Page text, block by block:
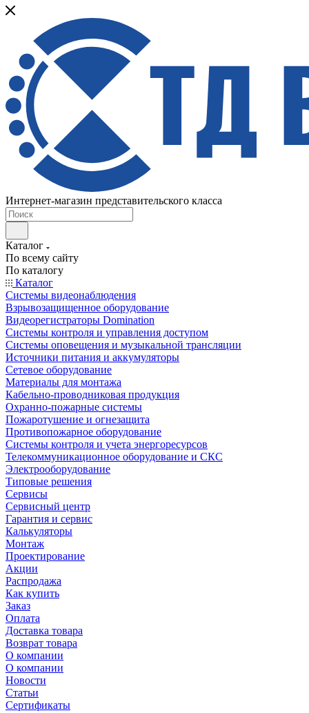
Интернет-магазин представительского класса
Каталог
По всему сайту
По каталогу
Каталог
Системы видеонаблюдения
Взрывозащищенное оборудование
Видеорегистраторы Domination
Системы контроля и управления доступом
Системы оповещения и музыкальной трансляции
Источники питания и аккумуляторы
Сетевое оборудование
Материалы для монтажа
Кабельно-проводниковая продукция
Охранно-пожарные системы
Пожаротушение и огнезащита
Противопожарное оборудование
Системы контроля и учета энергоресурсов
Телекоммуникационное оборудование и СКС
Электрооборудование
Типовые решения
Сервисы
Сервисный центр
Гарантия и сервис
Калькуляторы
Монтаж
Проектирование
Акции
Распродажа
Как купить
Заказ
Оплата
Доставка товара
Возврат товара
О компании
О компании
Новости
Статьи
Сертификаты